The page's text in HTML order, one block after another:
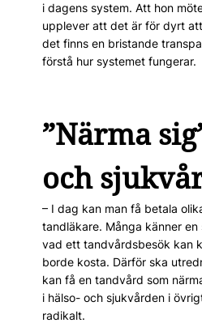
i dagens system. Att hon
upplever att det är för dyrt
det finns en bristande
förstå hur systemet fungerar.
”Närma
och
– I dag kan man få betala
tand­läkare. Många känner
vad ett tandvårdsbesök kan
borde kosta. Därför ska
kan få en tandvård som
i hälso- och sjukvården i
radikalt.